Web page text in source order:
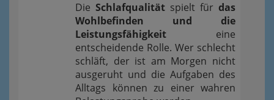
Die Schlafqualität spielt für das
Wohlbefinden und die
Leistungsfähigkeit eine
entscheidende Rolle. Wer schlecht
schläft, der ist am Morgen nicht
ausgeruht und die Aufgaben des
Alltags können zu einer wahren